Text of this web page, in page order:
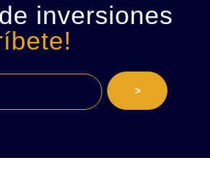
inversiones
>